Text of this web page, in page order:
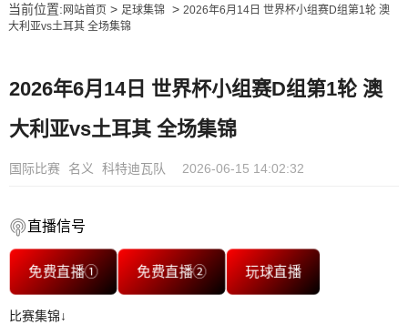
当前位置: 网站首页> 足球集锦> 2026年6月14日 世界杯小组赛D组第1轮 澳
大利亚vs土耳其 全场集锦
2026年6月14日 世界杯小组赛D组第1轮 澳
大利亚vs土耳其 全场集锦
国际比赛 名义 科特迪瓦队 2026-06-15 14:02:32
直播信号
免费直播① 免费直播② 玩球直播
比赛集锦↓